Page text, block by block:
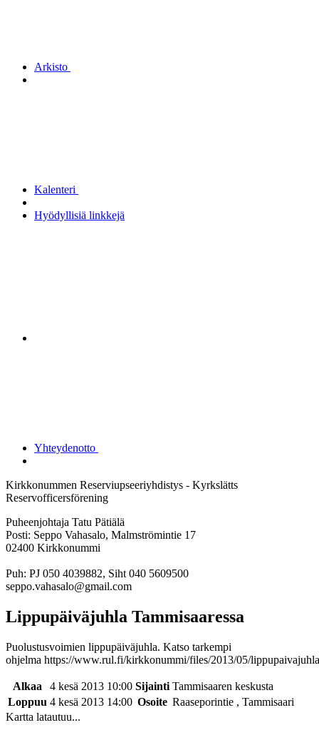
Arkisto
Kalenteri
Hyödyllisiä linkkejä
Yhteydenotto
Kirkkonummen Reserviupseeriyhdistys - Kyrkslätts
Reservofficersförening
Puheenjohtaja Tatu Pätiälä
Posti: Seppo Vahasalo, Malmströmintie 17
02400 Kirkkonummi
Puh: PJ 050 4039882, Siht 040 5609500
seppo.vahasalo@gmail.com
Lippupäiväjuhla Tammisaaressa
Puolustusvoimien lippupäiväjuhla. Katso tarkempi
ohjelma https://www.rul.fi/kirkkonummi/files/2013/05/
Alkaa 4 kesä 2013 10:00 Sijainti Tammisaaren keskusta
Loppuu 4 kesä 2013 14:00 Osoite Raaseporintie , Tammisaari
Kartta latautuu...